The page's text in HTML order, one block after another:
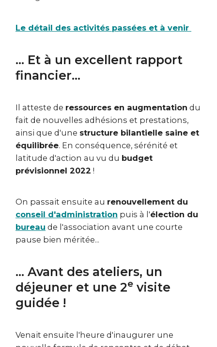
Le détail des activités passées et à venir
... Et à un excellent rapport
financier...
Il atteste de ressources en augmentation du
fait de nouvelles adhésions et prestations,
ainsi que d'une structure bilantielle saine et
équilibrée. En conséquence, sérénité et
latitude d'action au vu du budget
prévisionnel 2022 !
On passait ensuite au renouvellement du
conseil d'administration puis à l'élection du
bureau de l'association avant une courte
pause bien méritée...
... Avant des ateliers, un
déjeuner et une 2e visite
guidée !
Venait ensuite l'heure d'inaugurer une